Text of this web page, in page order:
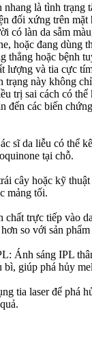
nhang là tình trạng
đối xứng trên mặt
có làn da sẫm
hoặc đang dùng
thẳng hoặc bệnh
lượng và tia cực
trạng này không
trị sai cách có thể
đến các biến
sĩ da liễu có thể
tại chỗ.
cây hoặc kỹ
mảng tối.
chất trực tiếp vào
so với sản
Ánh sáng IPL
bì, giúp phá hủy
tia laser để phá